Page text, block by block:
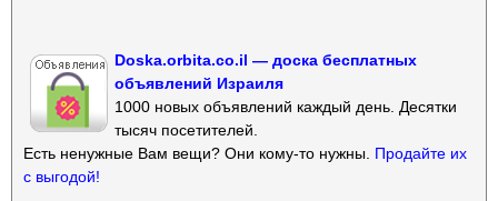
Doska.orbita.co.il — доска бесплатных
объявлений Израиля
1000 новых объявлений каждый день. Десятки
тысяч посетителей.
Есть ненужные Вам вещи? Они кому-то нужны. Продайте их
с выгодой!